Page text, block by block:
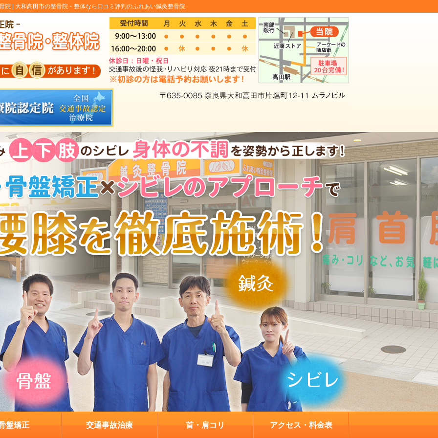
院 | 大和高田市の整骨院・整体なら口コミ評判のふれあい鍼灸整骨院
盤矯正 交通事故治療 首・肩コリ アクセス・料金表